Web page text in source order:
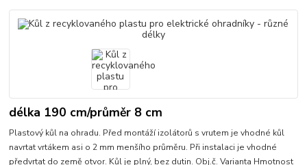
délka 190 cm/průměr 8 cm
Plastový kůl na ohradu. Před montáží izolátorů s vrutem je vhodné kůl
navrtat vrtákem asi o 2 mm menšího průměru. Při instalaci je vhodné
předvrtat do země otvor. Kůl je plný, bez dutin. Obj.č. Varianta Hmotnost